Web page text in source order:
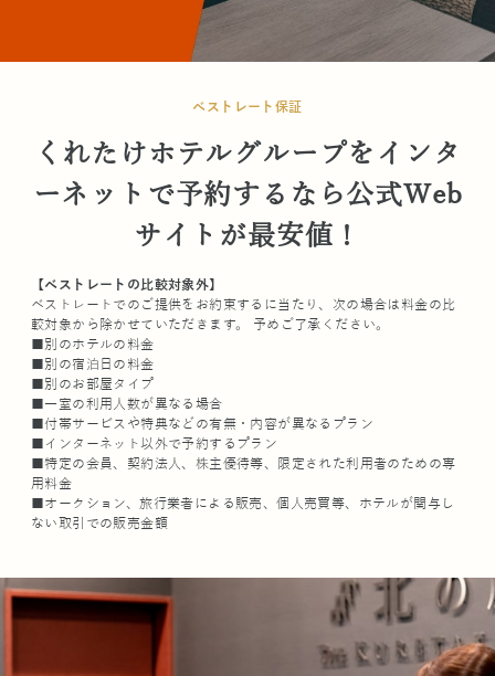
ベストレート保証
くれたけホテルグループをインタ
ーネットで予約するなら公式Web
サイトが最安値！
【ベストレートの比較対象外】
ベストレートでのご提供をお約束するに当たり、次の場合は料金の比
較対象から除かせていただきます。 予めご了承ください。
■別のホテルの料金
■別の宿泊日の料金
■別のお部屋タイプ
■一室の利用人数が異なる場合
■付帯サービスや特典などの有無・内容が異なるプラン
■インターネット以外で予約するプラン
■特定の会員、契約法人、株主優待等、限定された利用者のための専
用料金
■オークション、旅行業者による販売、個人売買等、ホテルが関与し
ない取引での販売金額